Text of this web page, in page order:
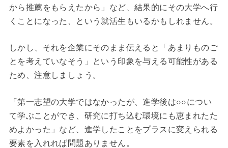
から推薦をもらえたから」など、結果的にその大学へ行
くことになった、という就活生もいるかもしれません。
しかし、それを企業にそのまま伝えると「あまりものご
とを考えていなそう」という印象を与える可能性がある
ため、注意しましょう。
「第一志望の大学ではなかったが、進学後は○○につい
て学ぶことができ、研究に打ち込む環境にも恵まれたた
めよかった」など、進学したことをプラスに変えられる
要素を入れれば問題ありません。